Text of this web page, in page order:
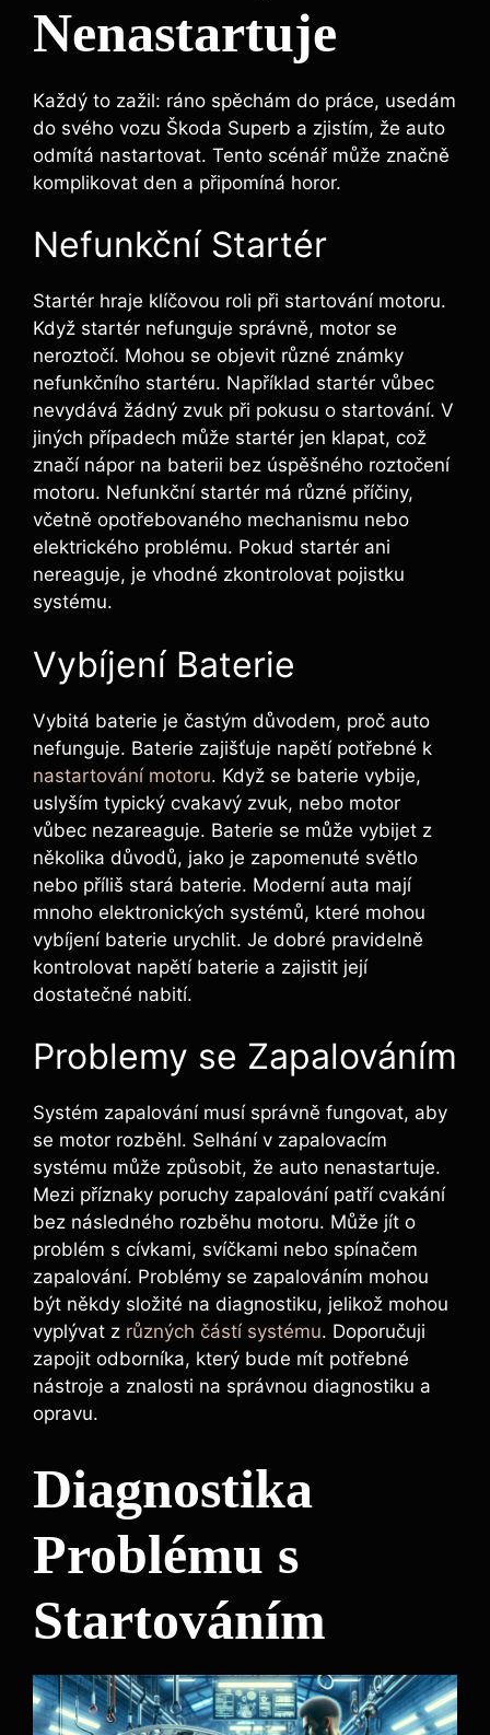
Nenastartuje
Každý to zažil: ráno spěchám do práce, usedám
do svého vozu Škoda Superb a zjistím, že auto
odmítá nastartovat. Tento scénář může značně
komplikovat den a připomíná horor.
Nefunkční Startér
Startér hraje klíčovou roli při startování motoru.
Když startér nefunguje správně, motor se
neroztočí. Mohou se objevit různé známky
nefunkčního startéru. Například startér vůbec
nevydává žádný zvuk při pokusu o startování. V
jiných případech může startér jen klapat, což
značí nápor na baterii bez úspěšného roztočení
motoru. Nefunkční startér má různé příčiny,
včetně opotřebovaného mechanismu nebo
elektrického problému. Pokud startér ani
nereaguje, je vhodné zkontrolovat pojistku
systému.
Vybíjení Baterie
Vybitá baterie je častým důvodem, proč auto
nefunguje. Baterie zajišťuje napětí potřebné k
nastartování motoru. Když se baterie vybije,
uslyším typický cvakavý zvuk, nebo motor
vůbec nezareaguje. Baterie se může vybijet z
několika důvodů, jako je zapomenuté světlo
nebo příliš stará baterie. Moderní auta mají
mnoho elektronických systémů, které mohou
vybíjení baterie urychlit. Je dobré pravidelně
kontrolovat napětí baterie a zajistit její
dostatečné nabití.
Problemy se Zapalováním
Systém zapalování musí správně fungovat, aby
se motor rozběhl. Selhání v zapalovacím
systému může způsobit, že auto nenastartuje.
Mezi příznaky poruchy zapalování patří cvakání
bez následného rozběhu motoru. Může jít o
problém s cívkami, svíčkami nebo spínačem
zapalování. Problémy se zapalováním mohou
být někdy složité na diagnostiku, jelikož mohou
vyplývat z různých částí systému. Doporučuji
zapojit odborníka, který bude mít potřebné
nástroje a znalosti na správnou diagnostiku a
opravu.
Diagnostika
Problému s
Startováním